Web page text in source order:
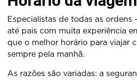
Especialistas de todas as ordens
até pais com muita experiência
que o melhor horário para viajar
sempre pela manhã.
As razões são variadas: a